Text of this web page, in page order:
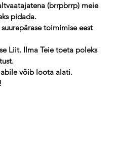
(brrpbrrp) meie
pidada.
toimimise eest
Liit. Ilma Teie toeta poleks
võib loota alati.